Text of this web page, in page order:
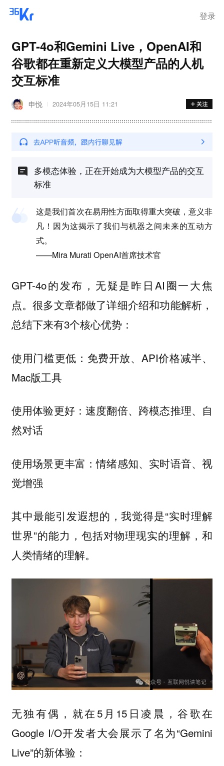
登录
GPT-4o和Gemini Live，OpenAI和
谷歌都在重新定义大模型产品的人机
交互标准
申悦 2024年05月15日 11:21
多模态体验，正在开始成为大模型产品的交互
标准
这是我们首次在易用性方面取得重大突破，意义非
凡！因为这揭示了我们与机器之间未来的互动方
式。
——Mira Murati OpenAI首席技术官
GPT-4o的发布，无疑是昨日AI圈一大焦
点。很多文章都做了详细介绍和功能解析，
总结下来有3个核心优势：
使用门槛更低：免费开放、API价格减半、
Mac版工具
使用体验更好：速度翻倍、跨模态推理、自
然对话
使用场景更丰富：情绪感知、实时语音、视
觉增强
其中最能引发遐想的，我觉得是“实时理解
世界”的能力，包括对物理现实的理解，和
人类情绪的理解。
无独有偶，就在5月15日凌晨，谷歌在
Google I/O开发者大会展示了名为“Gemini
Live”的新体验：